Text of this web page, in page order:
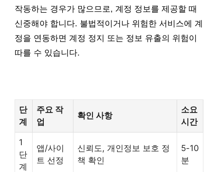
작동하는 경우가 많으므로, 계정 정보를 제공할 때
신중해야 합니다. 불법적이거나 위험한 서비스에 계
정을 연동하면 계정 정지 또는 정보 유출의 위험이
따를 수 있습니다.
단
계
주요 작
업
확인 사항
소요
시간
1
단
계
앱/사이
트 선정
신뢰도, 개인정보 보호 정
책 확인
5-10
분